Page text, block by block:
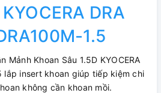
DRA
1.5
Mảnh Khoan Sâu 1.5D KYOCERA
lắp insert khoan giúp tiếp kiệm chi
không cần khoan mồi.